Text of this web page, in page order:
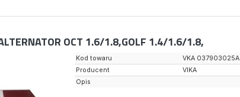
OCT 1.6/1.8,GOLF 1.4/1.6/1.8,
Kod towaru
VKA 037903025A
Producent
VIKA
Opis